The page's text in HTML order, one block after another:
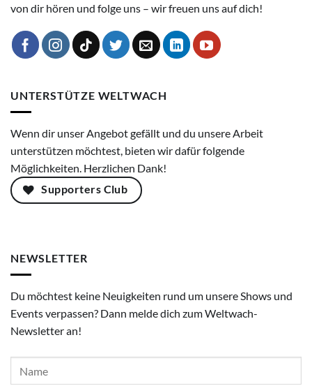
von dir hören und folge uns – wir freuen uns auf dich!
UNTERSTÜTZE WELTWACH
Wenn dir unser Angebot gefällt und du unsere Arbeit
unterstützen möchtest, bieten wir dafür folgende
Möglichkeiten. Herzlichen Dank!
Supporters Club
NEWSLETTER
Du möchtest keine Neuigkeiten rund um unsere Shows und
Events verpassen? Dann melde dich zum Weltwach-
Newsletter an!